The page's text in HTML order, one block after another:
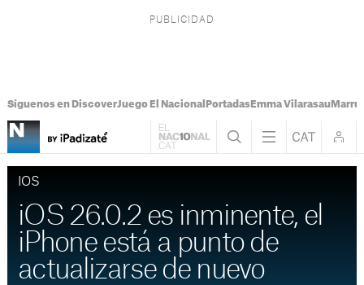
Síguenos en DiscoverJuego El Nacional PortadasEmma Vilarasau
IOS
iOS 26.0.2 es inminente, el
iPhone está a punto de
actualizarse de nuevo